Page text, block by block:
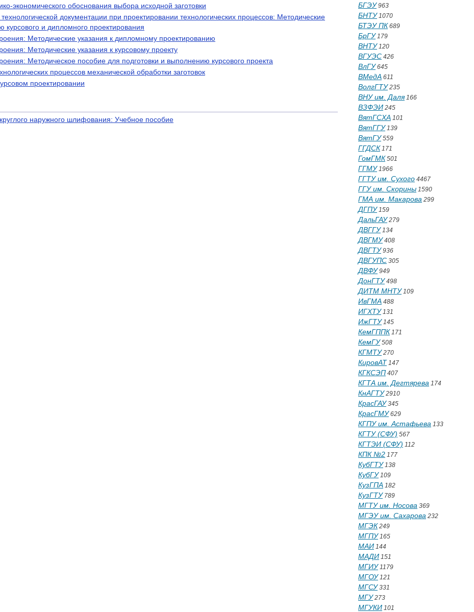
экономического обоснования выбора исходной заготовки
документации при проектировании технологических процессов: Методические
курсового и дипломного проектирования
Методические указания к дипломному проектированию
Методические указания к курсовому проекту
Методическое пособие для подготовки и выполнению курсового проекта
процессов механической обработки заготовок
проектировании
наружного шлифования: Учебное пособие
БГЭУ963
БНТУ1070
БТЭУ ПК 689
БрГУ179
ВНТУ120
ВГУЭС 426
ВлГУ645
ВМедА 611
ВолгГТУ235
ВНУ им. Даля166
ВЗФЭИ 245
ВятГСХА 101
ВятГГУ139
ВятГУ559
ГГДСК 171
ГомГМК 501
ГГМУ1966
ГГТУ им. Сухого 4467
ГГУ им. Скорины 1590
ГМА им. Макарова 299
ДГПУ159
ДальГАУ279
ДВГГУ134
ДВГМУ408
ДВГТУ936
ДВГУПС 305
ДВФУ949
ДонГТУ498
ДИТМ МНТУ109
ИвГМА 488
ИГХТУ131
ИжГТУ145
КемГППК 171
КемГУ508
КГМТУ270
КировАТ 147
КГКСЭП 407
КГТА им. Дегтярева 174
КнАГТУ2910
КрасГАУ345
КрасГМУ629
КГПУ им. Астафьева 133
КГТУ (СФУ) 567
КГТЭИ (СФУ) 112
КПК №2 177
КубГТУ138
КубГУ109
КузГПА 182
КузГТУ789
МГТУ им. Носова 369
МГЭУ им. Сахарова 232
МГЭК 249
МГПУ165
МАИ 144
МАДИ 151
МГИУ1179
МГОУ121
МГСУ331
МГУ273
МГУКИ 101